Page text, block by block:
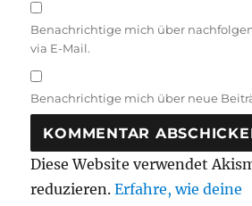
Benachrichtige mich über
via E-Mail.
Benachrichtige mich über neue
Diese Website verwendet
reduzieren.Erfahre, wie deine